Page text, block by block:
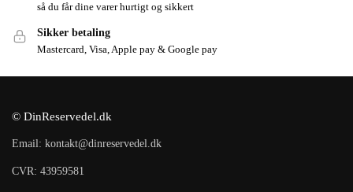
så du får dine varer hurtigt og sikkert
Sikker betaling
Mastercard, Visa, Apple pay & Google pay
© DinReservedel.dk
Email: kontakt@dinreservedel.dk
CVR: 43959581